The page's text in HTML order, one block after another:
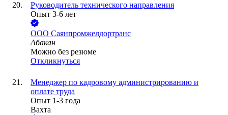
Руководитель технического направления
Опыт 3-6 лет
ООО Саянпромжелдортранс
Абакан
Можно без резюме
Откликнуться
Менеджер по кадровому администрированию и
оплате труда
Опыт 1-3 года
Вахта